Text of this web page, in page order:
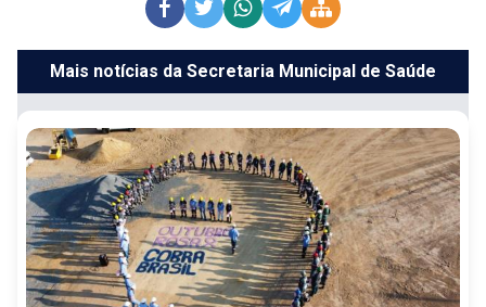
Mais notícias da Secretaria Municipal de Saúde